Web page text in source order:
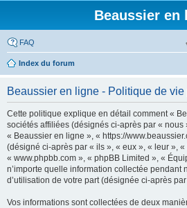
Beaussier en
FAQ
Index du forum
Beaussier en ligne - Politique de vie
Cette politique explique en détail comment «
sociétés affiliées (désignés ci-après par « nous
« Beaussier en ligne », « https://
(désigné ci-après par « ils », « eux », « leur »,
« www.phpbb.com », « phpBB Limited », «
n’importe quelle information collectée pendant
d’utilisation de votre part (désignée ci-après
Vos informations sont collectées de deux